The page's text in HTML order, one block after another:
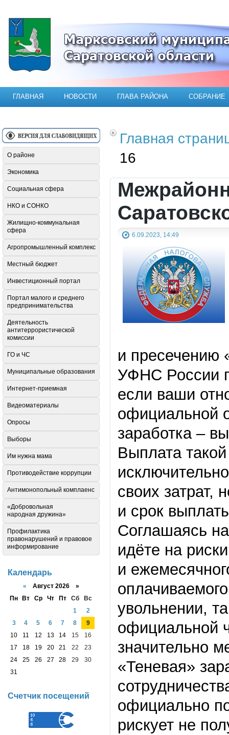
Официальный сайт Марксовского
ГЛАВНАЯ НОВОСТИ ГЛАВА РАЙОНА СОБРАНИЕ
Главная
16
6.09.2023, 14:49
и пресечению
УФНС России
если ваши
официальной
заработка –
Выплата
своих затрат,
и срок
Соглашаясь
идёте на
и
увольнении,
официальной
значительно
«Теневая»
официально
рискует не
О районе
Экономика
Социальная сфера
НКО и СОНКО
Жилищно-коммунальная
сфера
Агропромышленный комплекс
Местный бюджет
Инвестиционный портал
Портал малого и среднего
предпринимательства
Деятельность
антитеррористической
комиссии
ГО и ЧС
Муниципальные образования
Интернет-приемная
Видеоматериалы
Опросы
Выборы
Им нужна мама
Противодействие коррупции
Антимонопольный комплаенс
«Добровольная
народная дружина»
Профилактика
правонарушений и правовое
информирование
Календарь
« Август 2026 »
Пн
Вт Ср Чт Пт Сб
Вс
1
2
3
4 5 6 7 8
9
10
11 12 13 14 15
16
17
18 19 20 21 22
23
24
25 26 27 28 29
30
31
Счетчик посещений